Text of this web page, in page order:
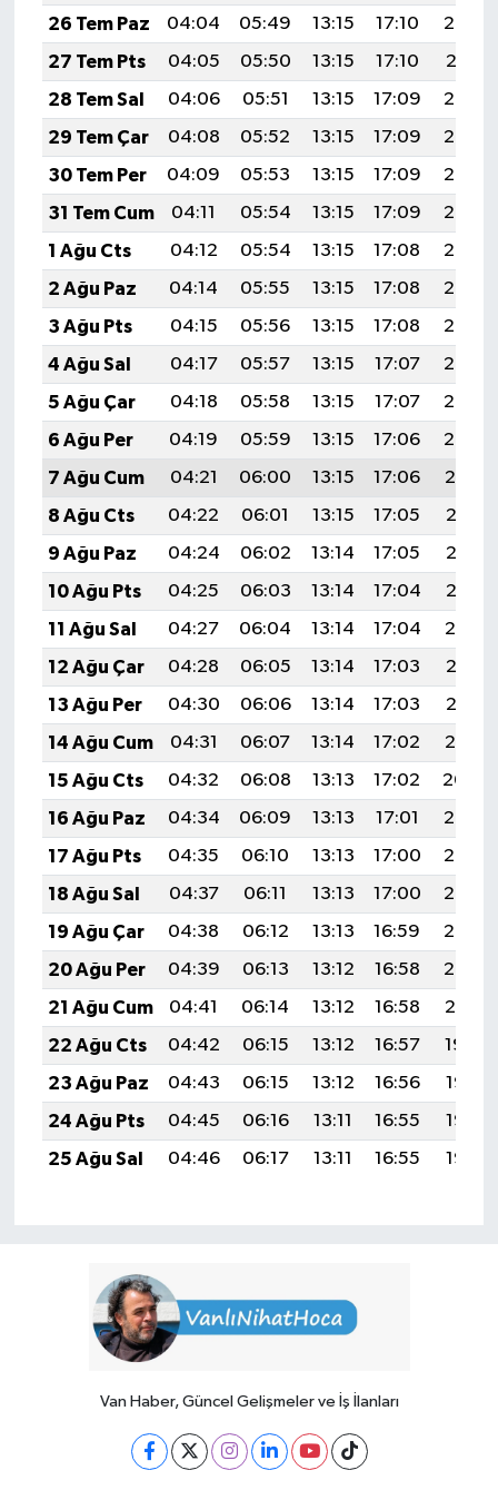
26 Tem Paz
04:04 05:49 13:15 17:10
20:32
27 Tem Pts
04:05 05:50 13:15 17:10
20:31
28 Tem Sal
04:06 05:51 13:15 17:09
20:30
29 Tem Çar
04:08 05:52 13:15 17:09
20:29
30 Tem Per
04:09 05:53 13:15 17:09
20:28
31 Tem Cum
04:11 05:54 13:15 17:09
20:27
1 Ağu Cts
04:12 05:54 13:15 17:08
20:26
2 Ağu Paz
04:14 05:55 13:15 17:08
20:25
3 Ağu Pts
04:15 05:56 13:15 17:08
20:24
4 Ağu Sal
04:17 05:57 13:15 17:07
20:23
5 Ağu Çar
04:18 05:58 13:15 17:07
20:22
6 Ağu Per
04:19 05:59 13:15 17:06
20:20
7 Ağu Cum
04:21 06:00 13:15 17:06
20:19
8 Ağu Cts
04:22 06:01 13:15 17:05
20:18
9 Ağu Paz
04:24 06:02 13:14 17:05
20:17
10 Ağu Pts
04:25 06:03 13:14 17:04
20:16
11 Ağu Sal
04:27 06:04 13:14 17:04
20:14
12 Ağu Çar
04:28 06:05 13:14 17:03
20:13
13 Ağu Per
04:30 06:06 13:14 17:03
20:12
14 Ağu Cum
04:31 06:07 13:14 17:02
20:10
15 Ağu Cts
04:32 06:08 13:13 17:02
20:09
16 Ağu Paz
04:34 06:09 13:13 17:01
20:08
17 Ağu Pts
04:35 06:10 13:13 17:00
20:06
18 Ağu Sal
04:37 06:11 13:13 17:00
20:05
19 Ağu Çar
04:38 06:12 13:13 16:59
20:03
20 Ağu Per
04:39 06:13 13:12 16:58
20:02
21 Ağu Cum
04:41 06:14 13:12 16:58
20:01
22 Ağu Cts
04:42 06:15 13:12 16:57
19:59
23 Ağu Paz
04:43 06:15 13:12 16:56
19:58
24 Ağu Pts
04:45 06:16 13:11 16:55
19:56
25 Ağu Sal
04:46 06:17 13:11 16:55 19:55
Van Haber, Güncel Gelişmeler ve İş İlanları